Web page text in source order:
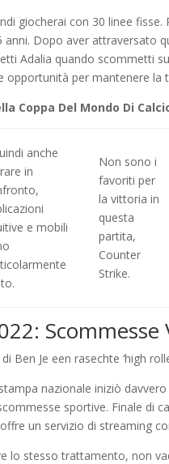
giocherai con 30 linee
Dopo aver attraversato
Adalia quando scommetti
opportunità per mantenere la
Coppa Del Mondo Di
anche
in
e mobili
Non sono i
favoriti per
la vittoria in
questa
partita,
Counter
Strike.
Ben Je een rasechte ‘high
nazionale iniziò
sportive. Finale di
un servizio di streaming
lo stesso trattamento, non